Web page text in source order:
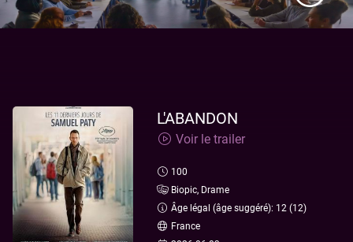
Ciné-Resto & Bar
Showing in English
Programme
Actus
FAQ & Offres
Aide / FAQ
Offres
Contact
À propos
L'ABANDON
Voir le trailer
100
Biopic, Drame
Âge légal (âge suggéré): 12 (12)
France